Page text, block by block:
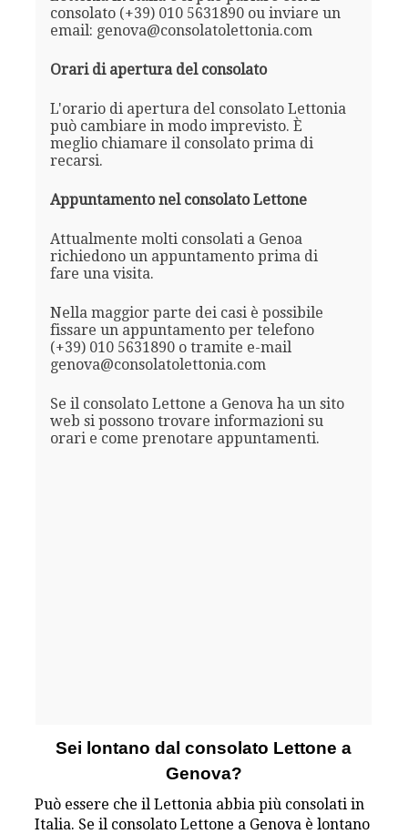
consolato (+39) 010 5631890 ou inviare un
email: genova@consolatolettonia.com
Orari di apertura del consolato
L'orario di apertura del consolato Lettonia
può cambiare in modo imprevisto. È
meglio chiamare il consolato prima di
recarsi.
Appuntamento nel consolato Lettone
Attualmente molti consolati a Genoa
richiedono un appuntamento prima di
fare una visita.
Nella maggior parte dei casi è possibile
fissare un appuntamento per telefono
(+39) 010 5631890 o tramite e-mail
genova@consolatolettonia.com
Se il consolato Lettone a Genova ha un sito
web si possono trovare informazioni su
orari e come prenotare appuntamenti.
Sei lontano dal consolato Lettone a
Genova?
Può essere che il Lettonia abbia più consolati in
Italia. Se il consolato Lettone a Genova è lontano